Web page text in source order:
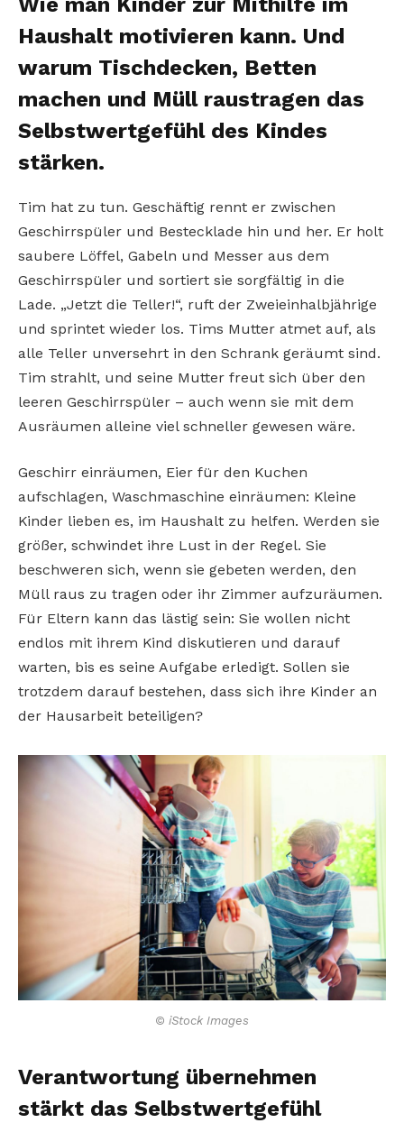
Haushalt motivieren kann. Und
warum Tischdecken, Betten
machen und Müll raustragen das
Selbstwertgefühl des Kindes
stärken.
Tim hat zu tun. Geschäftig rennt er zwischen
Geschirrspüler und Bestecklade hin und her. Er holt
saubere Löffel, Gabeln und Messer aus dem
Geschirrspüler und sortiert sie sorgfältig in die
Lade. „Jetzt die Teller!“, ruft der Zweieinhalbjährige
und sprintet wieder los. Tims Mutter atmet auf, als
alle Teller unversehrt in den Schrank geräumt sind.
Tim strahlt, und seine Mutter freut sich über den
leeren Geschirrspüler – auch wenn sie mit dem
Ausräumen alleine viel schneller gewesen wäre.
Geschirr einräumen, Eier für den Kuchen
aufschlagen, Waschmaschine einräumen: Kleine
Kinder lieben es, im Haushalt zu helfen. Werden sie
größer, schwindet ihre Lust in der Regel. Sie
beschweren sich, wenn sie gebeten werden, den
Müll raus zu tragen oder ihr Zimmer aufzuräumen.
Für Eltern kann das lästig sein: Sie wollen nicht
endlos mit ihrem Kind diskutieren und darauf
warten, bis es seine Aufgabe erledigt. Sollen sie
trotzdem darauf bestehen, dass sich ihre Kinder an
der Hausarbeit beteiligen?
© iStock Images
Verantwortung übernehmen
stärkt das Selbstwertgefühl